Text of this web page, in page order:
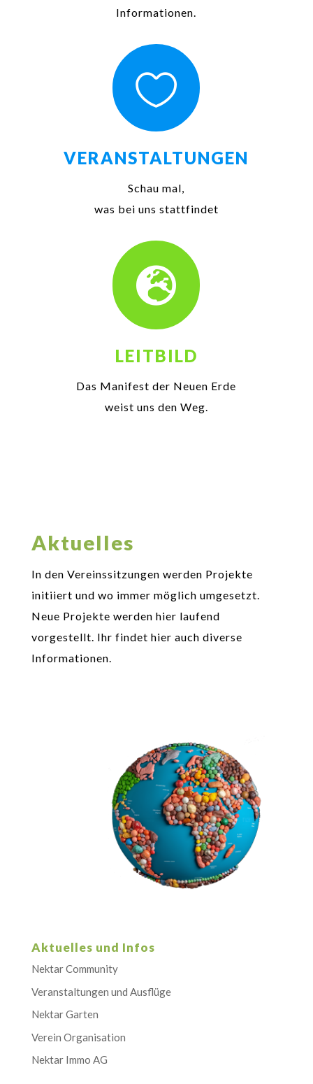
Informationen.

VERANSTALTUNGEN
Schau mal,
was bei uns stattfindet

LEITBILD
Das Manifest der Neuen Erde
weist uns den Weg.
Aktuelles
In den Vereinssitzungen werden Projekte
initiiert und wo immer möglich umgesetzt.
Neue Projekte werden hier laufend
vorgestellt. Ihr findet hier auch diverse
Informationen.
Aktuelles und Infos
Nektar Community
Veranstaltungen und Ausflüge
Nektar Garten
Verein Organisation
Nektar Immo AG